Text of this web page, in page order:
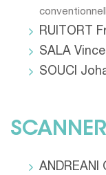
RUITORT
SALA
SOUCI
SCANNER
ANDREANI